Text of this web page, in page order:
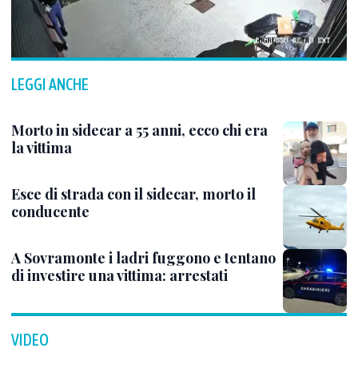
LEGGI ANCHE
Morto in sidecar a 55 anni, ecco chi era
la vittima
Esce di strada con il sidecar, morto il
conducente
A Sovramonte i ladri fuggono e tentano
di investire una vittima: arrestati
VIDEO